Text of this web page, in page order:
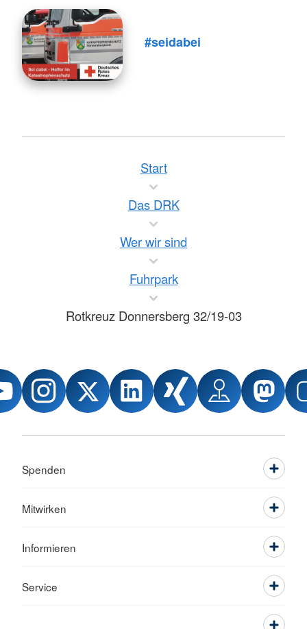
#seidabei
Start
Das DRK
Wer wir sind
Fuhrpark
Rotkreuz Donnersberg 32/19-03
Spenden
Mitwirken
Informieren
Service